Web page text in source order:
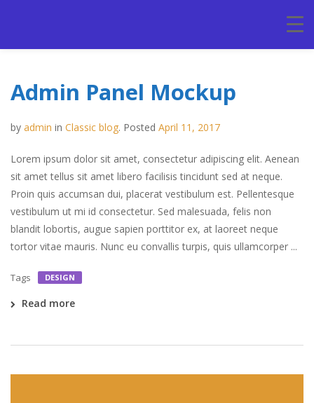
Admin Panel Mockup
by admin in Classic blog. Posted April 11, 2017
Lorem ipsum dolor sit amet, consectetur adipiscing elit. Aenean
sit amet tellus sit amet libero facilisis tincidunt sed at neque.
Proin quis accumsan dui, placerat vestibulum est. Pellentesque
vestibulum ut mi id consectetur. Sed malesuada, felis non
blandit lobortis, augue sapien porttitor ex, at laoreet neque
tortor vitae mauris. Nunc eu convallis turpis, quis ullamcorper ...
Tags DESIGN
Read more